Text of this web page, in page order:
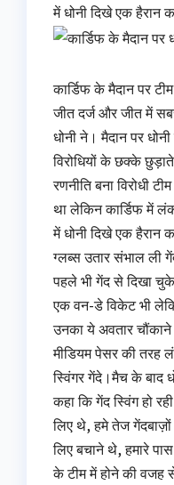
में धोनी दिखे एक हैरान
कार्डिफ के मैदान पर
जीत दर्ज और जीत में
धोनी ने। मैदान पर
विरोधियों के छक्के
रणनीति बना विरोधी
था लेकिन कार्डिफ में
में धोनी दिखे एक
ग्लब्स उतार संभाल ली
पहले भी गेंद से दिखा
एक वन-डे विकेट भी
उनका ये अवतार
मीडियम पेसर की तरह
स्विंगर गेंदे।मैच के बाद
कहा कि गेंद स्विंग हो
लिए थे, हमे तेज
लिए बचाने थे, हमारे
के टीम में होने की वजह